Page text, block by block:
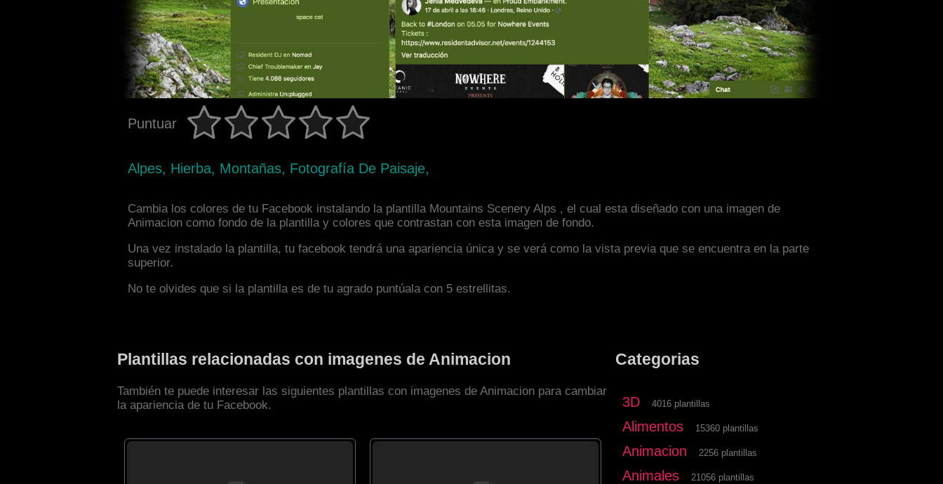
Puntuar
Alpes, Hierba, Montañas, Fotografía De Paisaje,
Cambia los colores de tu Facebook instalando la plantilla Mountains Scenery Alps , el cual esta diseñado con una imagen de
Animacion como fondo de la plantilla y colores que contrastan con esta imagen de fondo.
Una vez instalado la plantilla, tu facebook tendrá una apariencia única y se verá como la vista previa que se encuentra en la parte
superior.
No te olvides que si la plantilla es de tu agrado puntúala con 5 estrellitas.
Plantillas relacionadas con imagenes de Animacion
También te puede interesar las siguientes plantillas con imagenes de Animacion para cambiar
la apariencia de tu Facebook.
Categorias
3D 4016 plantillas
Alimentos 15360 plantillas
Animacion 2256 plantillas
Animales 21056 plantillas